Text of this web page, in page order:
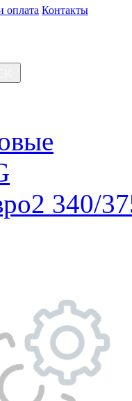
оплата Контакты
340/